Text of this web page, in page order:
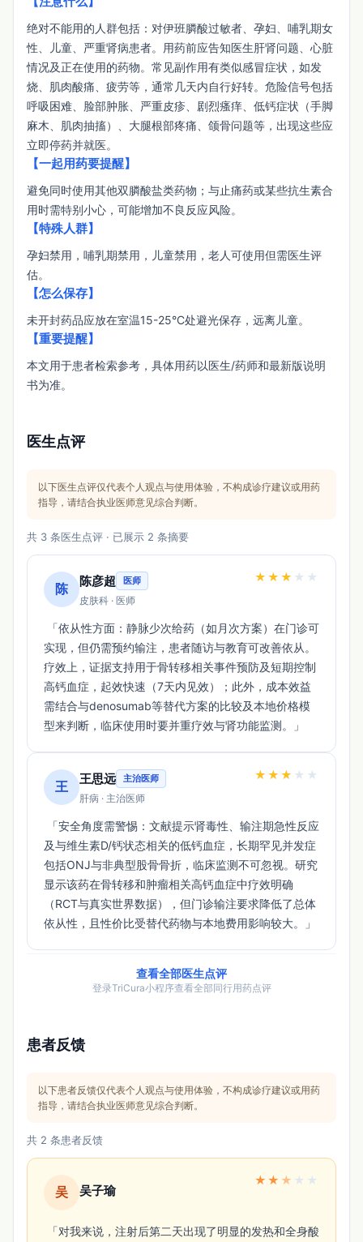
绝对不能用的人群包括：对伊班膦酸过敏者、孕妇、哺乳期女
性、儿童、严重肾病患者。用药前应告知医生肝肾问题、心脏
情况及正在使用的药物。常见副作用有类似感冒症状，如发
烧、肌肉酸痛、疲劳等，通常几天内自行好转。危险信号包括
呼吸困难、脸部肿胀、严重皮疹、剧烈瘙痒、低钙症状（手脚
麻木、肌肉抽搐）、大腿根部疼痛、颌骨问题等，出现这些应
立即停药并就医。
【一起用药要提醒】
避免同时使用其他双膦酸盐类药物；与止痛药或某些抗生素合
用时需特别小心，可能增加不良反应风险。
【特殊人群】
孕妇禁用，哺乳期禁用，儿童禁用，老人可使用但需医生评
估。
【怎么保存】
未开封药品应放在室温15-25°C处避光保存，远离儿童。
【重要提醒】
本文用于患者检索参考，具体用药以医生/药师和最新版说明
书为准。
医生点评
以下医生点评仅代表个人观点与使用体验，不构成诊疗建议或用药
指导，请结合执业医师意见综合判断。
共 3 条医生点评 · 已展示 2 条摘要
陈 陈彦超 医师
皮肤科 · 医师
★ ★ ★ ★ ★
实现，但仍需预约输注，患者随访与教育可改善依从。
疗效上，证据支持用于骨转移相关事件预防及短期控制
高钙血症，起效快速（7天内见效）；此外，成本效益
需结合与denosumab等替代方案的比较及本地价格模
型来判断，临床使用时要并重疗效与肾功能监测。」
王 王思远 主治医师
肝病 · 主治医师
★ ★ ★ ★ ★
及与维生素D/钙状态相关的低钙血症，长期罕见并发症
包括ONJ与非典型股骨骨折，临床监测不可忽视。研究
显示该药在骨转移和肿瘤相关高钙血症中疗效明确
（RCT与真实世界数据），但门诊输注要求降低了总体
依从性，且性价比受替代药物与本地费用影响较大。」
查看全部医生点评
登录TriCura小程序查看全部同行用药点评
患者反馈
以下患者反馈仅代表个人观点与使用体验，不构成诊疗建议或用药
指导，请结合执业医师意见综合判断。
共 2 条患者反馈
吴 吴子瑜
★ ★ ★ ★ ★